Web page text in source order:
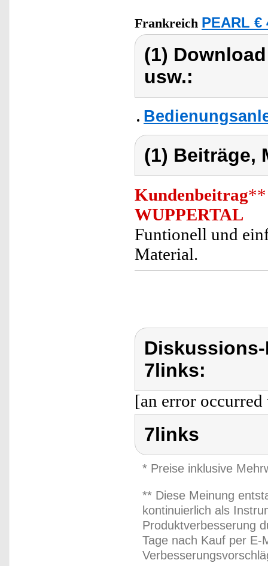
Frankreich PEARL €
(1)
usw.:
(1) Beiträge,
Kundenbeitrag**
WUPPERTAL
Funtionell und
Material.
7links:
[an error
7links
* Preise inklusive
** Diese Meinung
kontinuierlich als
Produktverbesserung
Tage nach Kauf per E-